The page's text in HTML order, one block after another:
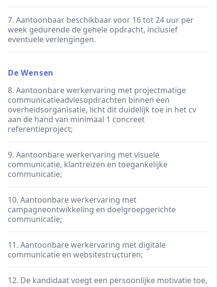
7. Aantoonbaar beschikbaar voor 16 tot 24 uur per
week gedurende de gehele opdracht, inclusief
eventuele verlengingen.
De Wensen
8. Aantoonbare werkervaring met projectmatige
communicatieadviesopdrachten binnen een
overheidsorganisatie, licht dit duidelijk toe in het cv
aan de hand van minimaal 1 concreet
referentieproject;
9. Aantoonbare werkervaring met visuele
communicatie, klantreizen en toegankelijke
communicatie;
10. Aantoonbare werkervaring met
campagneontwikkeling en doelgroepgerichte
communicatie;
11. Aantoonbare werkervaring met digitale
communicatie en websitestructuren;
12. De kandidaat voegt een persoonlijke motivatie toe,